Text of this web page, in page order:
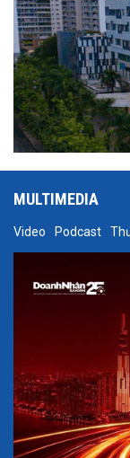
MULTIMEDIA
Video Podcast